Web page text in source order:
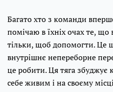
Багато хто з команди
помічаю в їхніх очах те, що
тільки, щоб допомогти. Це
внутрішнє непереборне
це робити. Ця тяга збуджує
себе живим і на своєму